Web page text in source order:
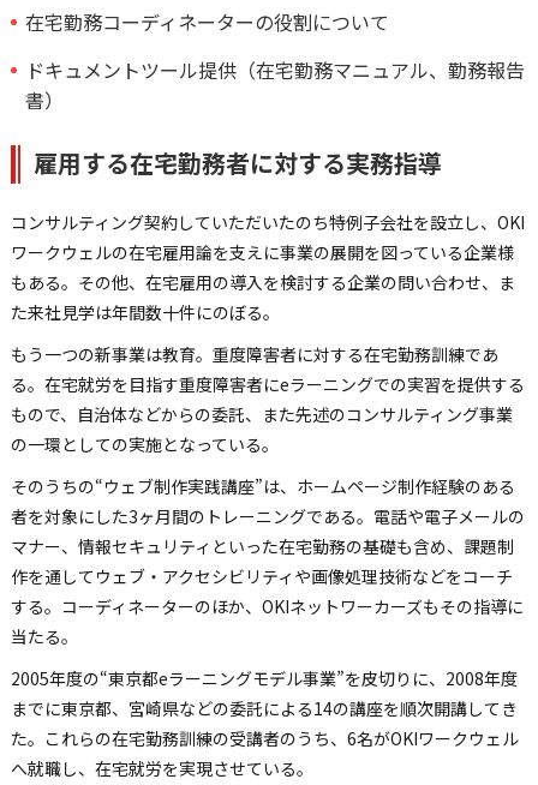
在宅勤務コーディネーターの役割について
ドキュメントツール提供（在宅勤務マニュアル、勤務報告
書）
雇用する在宅勤務者に対する実務指導
コンサルティング契約していただいたのち特例子会社を設立し、OKI
ワークウェルの在宅雇用論を支えに事業の展開を図っている企業様
もある。その他、在宅雇用の導入を検討する企業の問い合わせ、ま
た来社見学は年間数十件にのぼる。
もう一つの新事業は教育。重度障害者に対する在宅勤務訓練であ
る。在宅就労を目指す重度障害者にeラーニングでの実習を提供する
もので、自治体などからの委託、また先述のコンサルティング事業
の一環としての実施となっている。
そのうちの“ウェブ制作実践講座”は、ホームページ制作経験のある
者を対象にした3ヶ月間のトレーニングである。電話や電子メールの
マナー、情報セキュリティといった在宅勤務の基礎も含め、課題制
作を通してウェブ・アクセシビリティや画像処理技術などをコーチ
する。コーディネーターのほか、OKIネットワーカーズもその指導に
当たる。
2005年度の“東京都eラーニングモデル事業”を皮切りに、2008年度
までに東京都、宮崎県などの委託による14の講座を順次開講してき
た。これらの在宅勤務訓練の受講者のうち、6名がOKIワークウェル
へ就職し、在宅就労を実現させている。